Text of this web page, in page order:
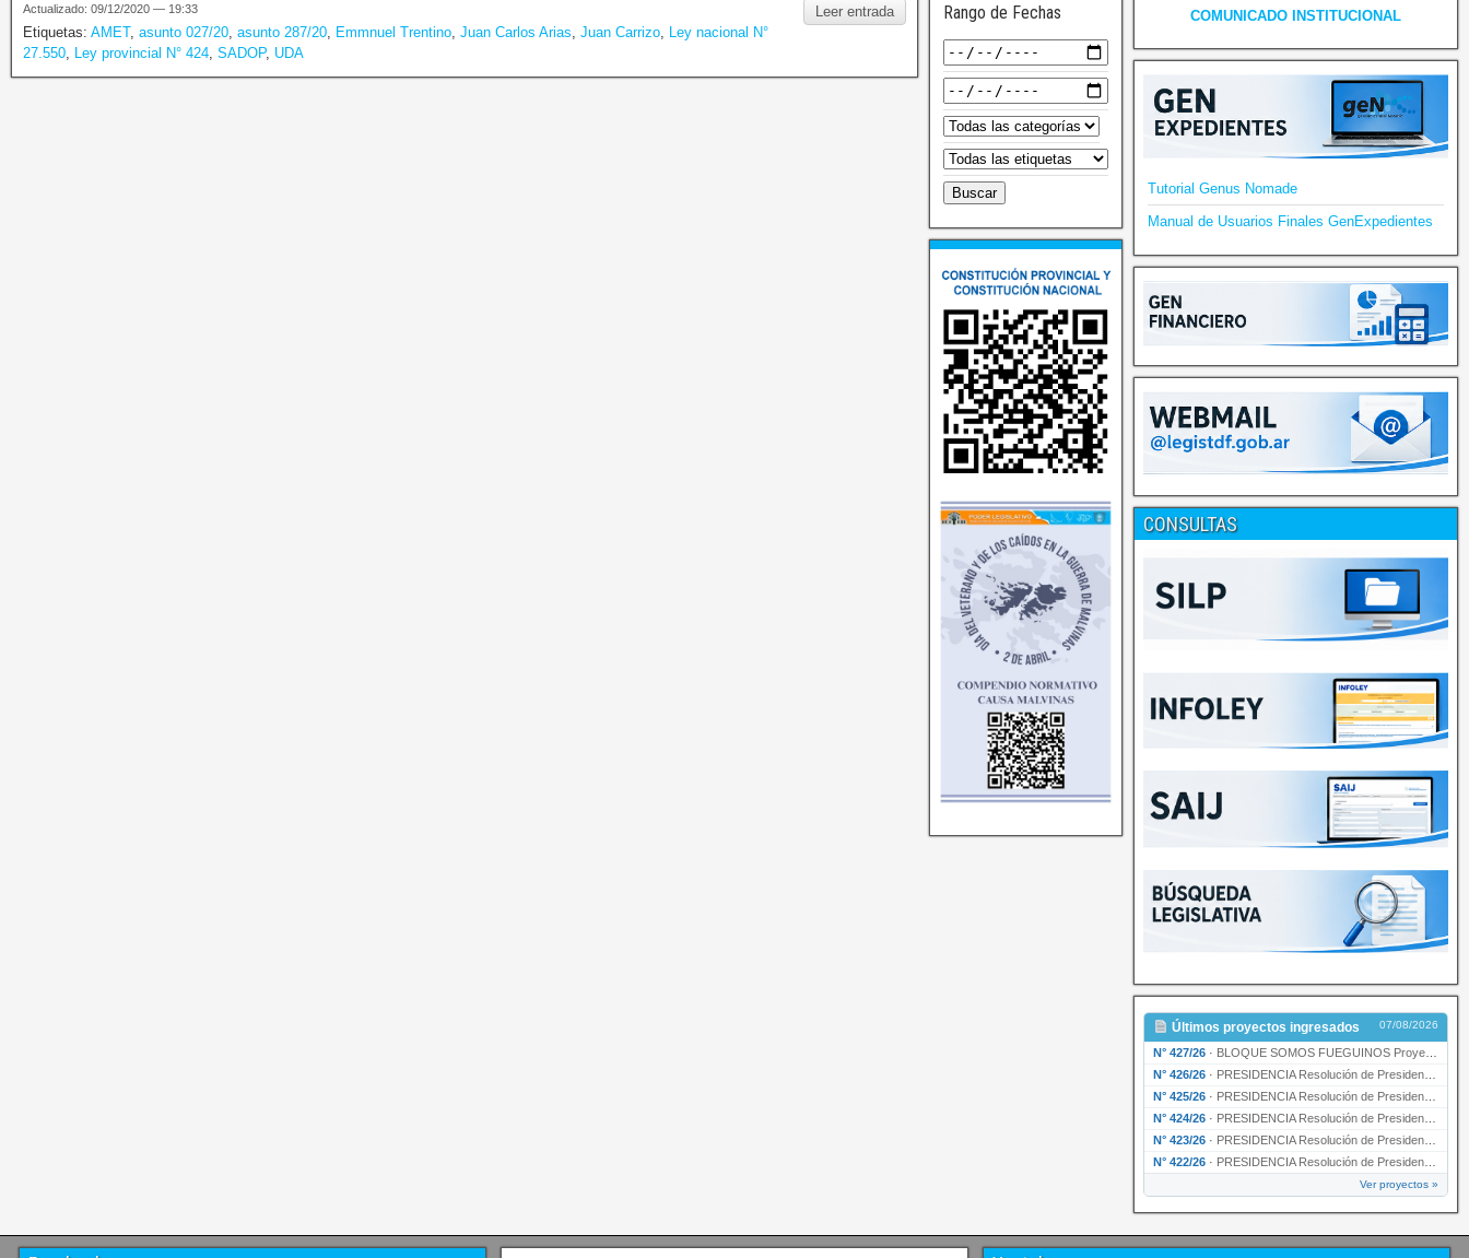
Leer entrada
Actualizado: 09/12/2020 — 19:33
Etiquetas: AMET, asunto 027/20, asunto 287/20, Emmnuel Trentino, Juan Carlos Arias, Juan Carrizo, Ley nacional N°
27.550, Ley provincial N° 424, SADOP, UDA
Rango de Fechas COMUNICADO INSTITUCIONAL
Tutorial Genus Nomade
Manual de Usuarios Finales GenExpedientes
CONSULTAS
Últimos proyectos ingresados 07/08/2026
N° 427/26 · BLOQUE SOMOS FUEGUINOS Proyecto de Declaración declarando de interés provincial PRESIDENCI…
N° 426/26 · PRESIDENCIA Resolución de Presidencia N° 216/26 declarando de interés provincial la labor …
N° 425/26 · PRESIDENCIA Resolución de Presidencia N° 212/26 declarando de interés provincial el “50° A…
N° 424/26 · PRESIDENCIA Resolución de Presidencia Nº 210/26 declarando de interés provincial el proyec…
N° 423/26 · PRESIDENCIA Resolución de Presidencia Nº 209/26 declarando de interés provincial la presen…
N° 422/26 · PRESIDENCIA Resolución de Presidencia N° 200/26 para su ratificación.
Ver proyectos »